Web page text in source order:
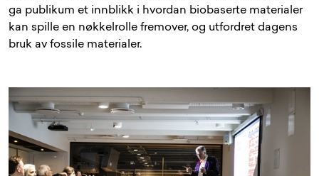
ga publikum et innblikk i hvordan biobaserte materialer
kan spille en nøkkelrolle fremover, og utfordret dagens
bruk av fossile materialer.